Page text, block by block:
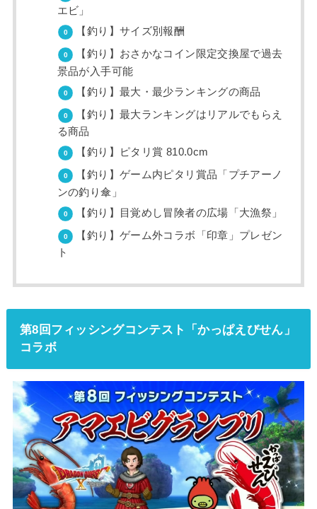
エビ」
【釣り】サイズ別報酬
【釣り】おさかなコイン限定交換屋で過去
景品が入手可能
【釣り】最大・最少ランキングの商品
【釣り】最大ランキングはリアルでもらえ
る商品
【釣り】ピタリ賞 810.0cm
【釣り】ゲーム内ピタリ賞品「プチアーノ
ンの釣り傘」
【釣り】目覚めし冒険者の広場「大漁祭」
【釣り】ゲーム外コラボ「印章」プレゼン
ト
第8回フィッシングコンテスト「かっぱえびせん」
コラボ